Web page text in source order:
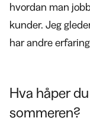
hvordan man
kunder. Jeg
har andre
Hva håper
sommeren?